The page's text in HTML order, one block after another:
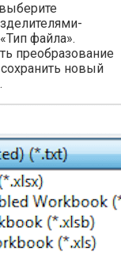
файла».
преобразование
новый